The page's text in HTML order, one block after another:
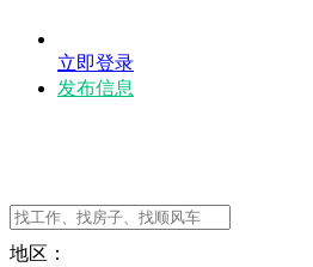
立即登录
发布信息
地区：